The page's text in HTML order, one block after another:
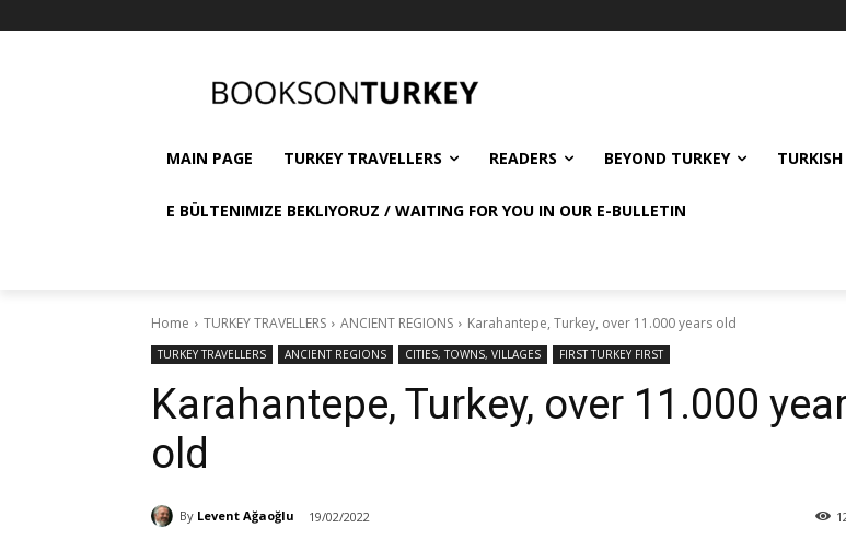
MAIN PAGE TURKEY TRAVELLERS READERS BEYOND TURKEY
E BÜLTENIMIZE BEKLIYORUZ / WAITING FOR YOU IN OUR E-BULLETIN
Home TURKEY TRAVELLERS ANCIENT REGIONS Karahantepe, Turkey, over 11.000 years old
TURKEY TRAVELLERS ANCIENT REGIONS CITIES, TOWNS, VILLAGES FIRST TURKEY FIRST
Karahantepe, Turkey, over 11.000
old
By Levent Ağaoğlu 19/02/2022